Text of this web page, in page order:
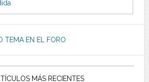
TEMA EN EL FORO
MÁS RECIENTES